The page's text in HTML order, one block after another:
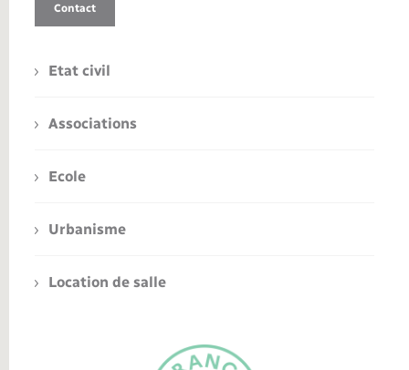
Contact
Etat civil
Associations
Ecole
Urbanisme
Location de salle